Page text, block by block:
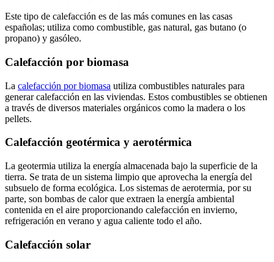
Este tipo de calefacción es de las más comunes en las casas
españolas; utiliza como combustible, gas natural, gas butano (o
propano) y gasóleo.
Calefacción por biomasa
La calefacción por biomasa utiliza combustibles naturales para
generar calefacción en las viviendas. Estos combustibles se obtienen
a través de diversos materiales orgánicos como la madera o los
pellets.
Calefacción geotérmica y aerotérmica
La geotermia utiliza la energía almacenada bajo la superficie de la
tierra. Se trata de un sistema limpio que aprovecha la energía del
subsuelo de forma ecológica. Los sistemas de aerotermia, por su
parte, son bombas de calor que extraen la energía ambiental
contenida en el aire proporcionando calefacción en invierno,
refrigeración en verano y agua caliente todo el año.
Calefacción solar